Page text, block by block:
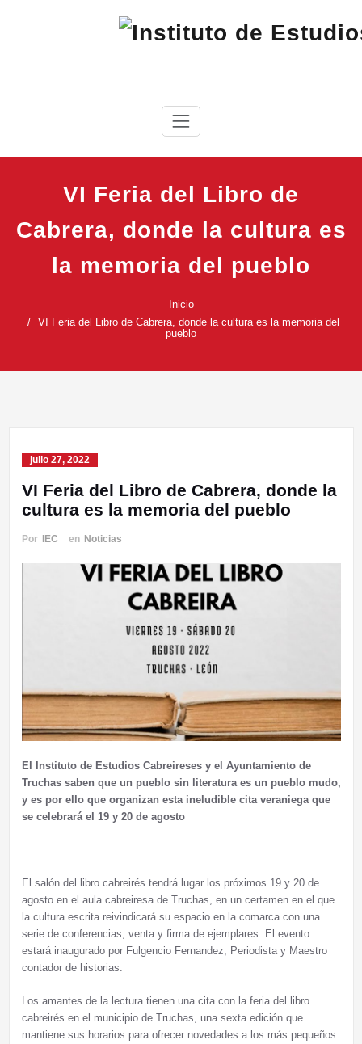
Instituto de Estudios Cabreireses
VI Feria del Libro de
Cabrera, donde la cultura es
la memoria del pueblo
Inicio
VI Feria del Libro de Cabrera, donde la cultura es la memoria del
pueblo
julio 27, 2022
VI Feria del Libro de Cabrera, donde la
cultura es la memoria del pueblo
Por IEC en Noticias
El Instituto de Estudios Cabreireses y el Ayuntamiento de
Truchas saben que un pueblo sin literatura es un pueblo mudo,
y es por ello que organizan esta ineludible cita veraniega que
se celebrará el 19 y 20 de agosto
El salón del libro cabreirés tendrá lugar los próximos 19 y 20 de
agosto en el aula cabreiresa de Truchas, en un certamen en el que
la cultura escrita reivindicará su espacio en la comarca con una
serie de conferencias, venta y firma de ejemplares. El evento
estará inaugurado por Fulgencio Fernandez, Periodista y Maestro
contador de historias.
Los amantes de la lectura tienen una cita con la feria del libro
cabreirés en el municipio de Truchas, una sexta edición que
mantiene sus horarios para ofrecer novedades a los más pequeños